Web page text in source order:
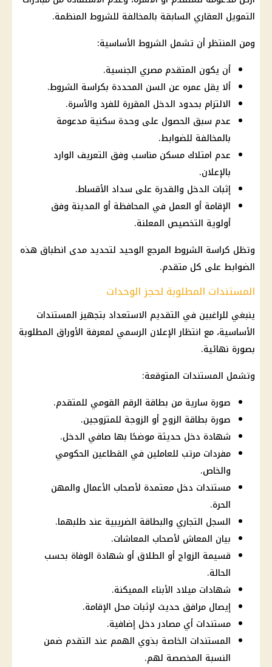
التمويل العقاري السابقة بالمخالفة للشروط المنظمة.
ومن المنتظر أن تشمل الشروط الأساسية:
أن يكون المتقدم مصري الجنسية.
ألا يقل عمره عن السن المحددة بكراسة الشروط.
الالتزام بحدود الدخل المقررة للفرد والأسرة.
عدم سبق الحصول على وحدة سكنية مدعومة
بالمخالفة للضوابط.
عدم امتلاك مسكن مناسب وفق التعريف الوارد
بالإعلان.
إثبات الدخل والقدرة على سداد الأقساط.
الإقامة أو العمل في المحافظة أو المدينة وفق
أولوية التخصيص المعلنة.
وتظل كراسة الشروط المرجع الوحيد لتحديد مدى انطباق هذه
الضوابط على كل متقدم.
المستندات المطلوبة لحجز الوحدات
ينبغي للراغبين في التقديم الاستعداد بتجهيز المستندات
الأساسية، مع انتظار الإعلان الرسمي لمعرفة الأوراق المطلوبة
بصورة نهائية.
وتشمل المستندات المتوقعة:
صورة سارية من بطاقة الرقم القومي للمتقدم.
صورة بطاقة الزوج أو الزوجة للمتزوجين.
شهادة دخل حديثة موضحًا بها صافي الدخل.
مفردات مرتب للعاملين في القطاعين الحكومي
والخاص.
مستندات دخل معتمدة لأصحاب الأعمال والمهن
الحرة.
السجل التجاري والبطاقة الضريبية عند طلبهما.
بيان المعاش لأصحاب المعاشات.
قسيمة الزواج أو الطلاق أو شهادة الوفاة بحسب
الحالة.
شهادات ميلاد الأبناء المميكنة.
إيصال مرافق حديث لإثبات محل الإقامة.
مستندات أي مصادر دخل إضافية.
المستندات الخاصة بذوي الهمم عند التقدم ضمن
النسبة المخصصة لهم.